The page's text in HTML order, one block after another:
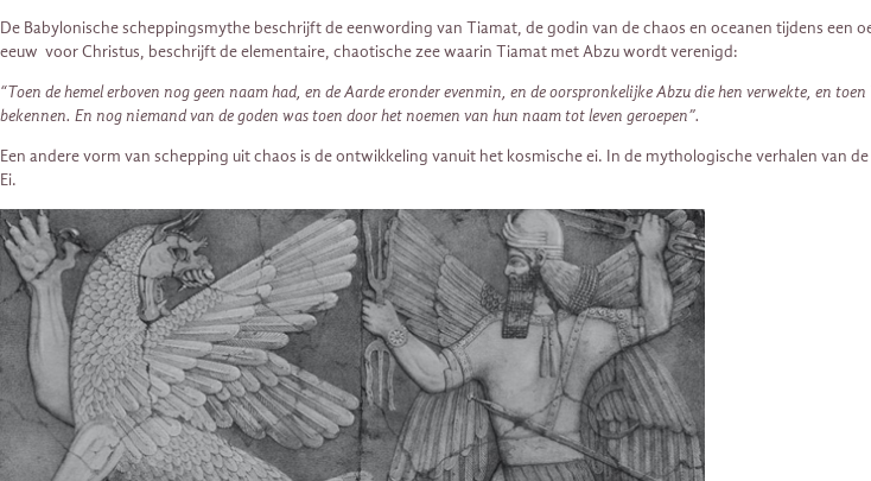
De Babylonische scheppingsmythe beschrijft de eenwording van Tiamat, de godin van de chaos en oceanen tijdens
eeuw voor Christus, beschrijft de elementaire, chaotische zee waarin Tiamat met Abzu wordt verenigd:
“Toen de hemel erboven nog geen naam had, en de Aarde eronder evenmin, en de oorspronkelijke Abzu die hen verwekte, en
bekennen. En nog niemand van de goden was toen door het noemen van hun naam tot leven geroepen”.
Een andere vorm van schepping uit chaos is de ontwikkeling vanuit het kosmische ei. In de mythologische verhalen van
Ei.